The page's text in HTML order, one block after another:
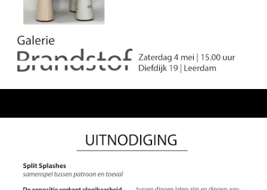
Waard Art open atelier en expositie Stroomhuis
Neerijnen | 25 - 27 sept 2020
Heemtuin workshop proeven van planten | 1
aug 2020
Artikel in AD over gestolde beweging expo | 4
Poëtische plantdrukken in het Gorcums
Museum | 12 maart - 30 aug 2020
Vlieg op de muur van de WaardArt vitrine | 3